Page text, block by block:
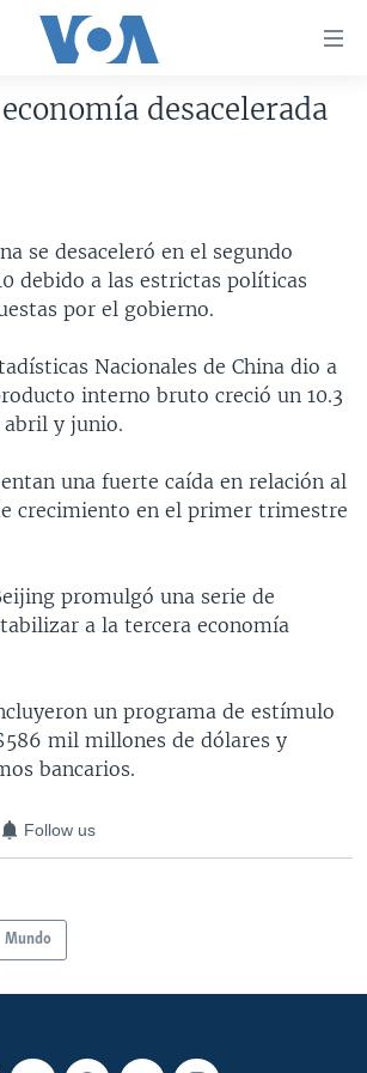
RUSIA
Y CULTURA
[RADIO]
LA VOA
desacelerada
se desaceleró en el segundo
debido a las estrictas políticas
por el gobierno.
Nacionales de China dio a
interno bruto creció un 10.3
y junio.
una fuerte caída en relación al
crecimiento en el primer trimestre
promulgó una serie de
a la tercera economía
un programa de estímulo
mil millones de dólares y
bancarios.
Follow us
Mundo